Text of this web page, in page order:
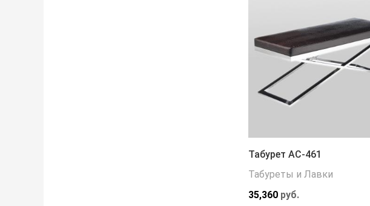
Табурет АС-461
Табуреты и Лавки
35,360руб.